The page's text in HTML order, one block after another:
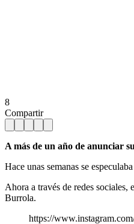
8
Compartir
A más de un año de anunciar
Hace unas semanas se
Ahora a través de redes
Burrola.
https://